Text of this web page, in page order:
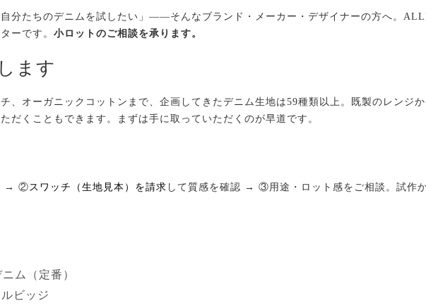
自分たちのデニムを試したい」——そんなブランド・メーカー・デザイナーの方へ。
ーです。 小ロットのご相談を承ります。
ます
、オーガニックコットンまで、企画してきたデニム生地は59種類以上。既製のレンジか
だくこともできます。まずは手に取っていただくのが早道です。
→ ②スワッチ（生地見本）を請求 して質感を確認 → ③用途・ロット感をご相談。試作
ム（定番）
ビッジ